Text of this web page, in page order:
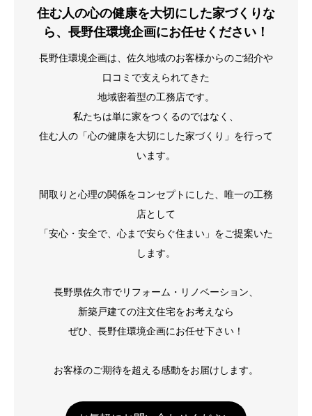
住む人の心の健康を大切にした家づくりな
ら、長野住環境企画にお任せください！
長野住環境企画は、佐久地域のお客様からのご紹介や
口コミで支えられてきた
地域密着型の工務店です。
私たちは単に家をつくるのではなく、
住む人の「心の健康を大切にした家づくり」を行って
います。
間取りと心理の関係をコンセプトにした、唯一の工務
店として
「安心・安全で、心まで安らぐ住まい」をご提案いた
します。
長野県佐久市でリフォーム・リノベーション、
新築戸建ての注文住宅をお考えなら
ぜひ、長野住環境企画にお任せ下さい！
お客様のご期待を超える感動をお届けします。